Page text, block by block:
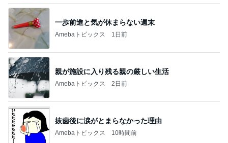
一歩前進と気が休まらない週末
Amebaトピックス 1日前
親が施設に入り残る親の厳しい生活
Amebaトピックス 2日前
抜歯後に涙がとまらなかった理由
Amebaトピックス 10時間前